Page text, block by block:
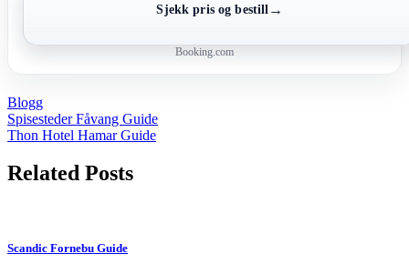
Sjekk pris og bestill →
Booking.com
Blogg
Post
navigation
Spisesteder Fåvang Guide
Thon Hotel Hamar Guide
Related Posts
Scandic Fornebu Guide